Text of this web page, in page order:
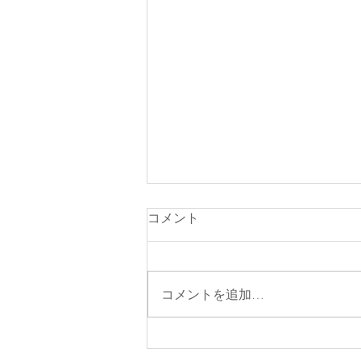
占星術エッセンシャルコース
コメント
コメントを追加…